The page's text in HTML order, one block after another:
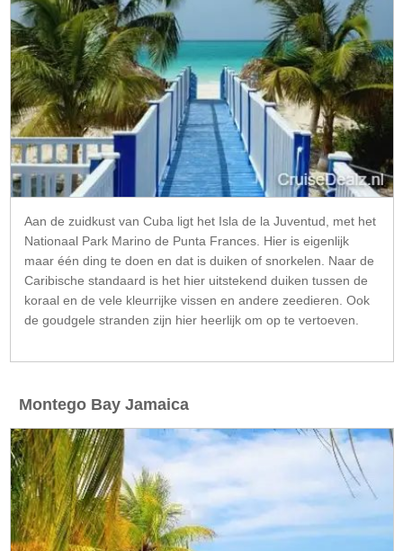
Aan de zuidkust van Cuba ligt het Isla de la Juventud, met het
Nationaal Park Marino de Punta Frances. Hier is eigenlijk
maar één ding te doen en dat is duiken of snorkelen. Naar de
Caribische standaard is het hier uitstekend duiken tussen de
koraal en de vele kleurrijke vissen en andere zeedieren. Ook
de goudgele stranden zijn hier heerlijk om op te vertoeven.
Montego Bay Jamaica